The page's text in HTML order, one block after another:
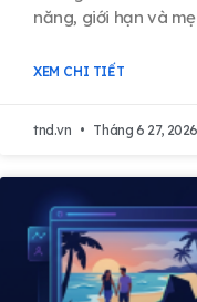
năng, giới hạn và
XEM CHI TIẾT
tnd.vn Tháng 6 27, 2026